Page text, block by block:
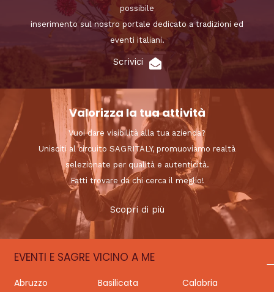
possibile
inserimento sul nostro portale dedicato a tradizioni ed
eventi italiani.
Scrivici
Valorizza la tua attività
Vuoi dare visibilità alla tua azienda?
Unisciti al circuito SAGRITALY, promuoviamo realtà
selezionate per qualità e autenticità.
Fatti trovare da chi cerca il meglio!
Scopri di più
EVENTI E SAGRE VICINO A ME
Abruzzo Basilicata
Calabria